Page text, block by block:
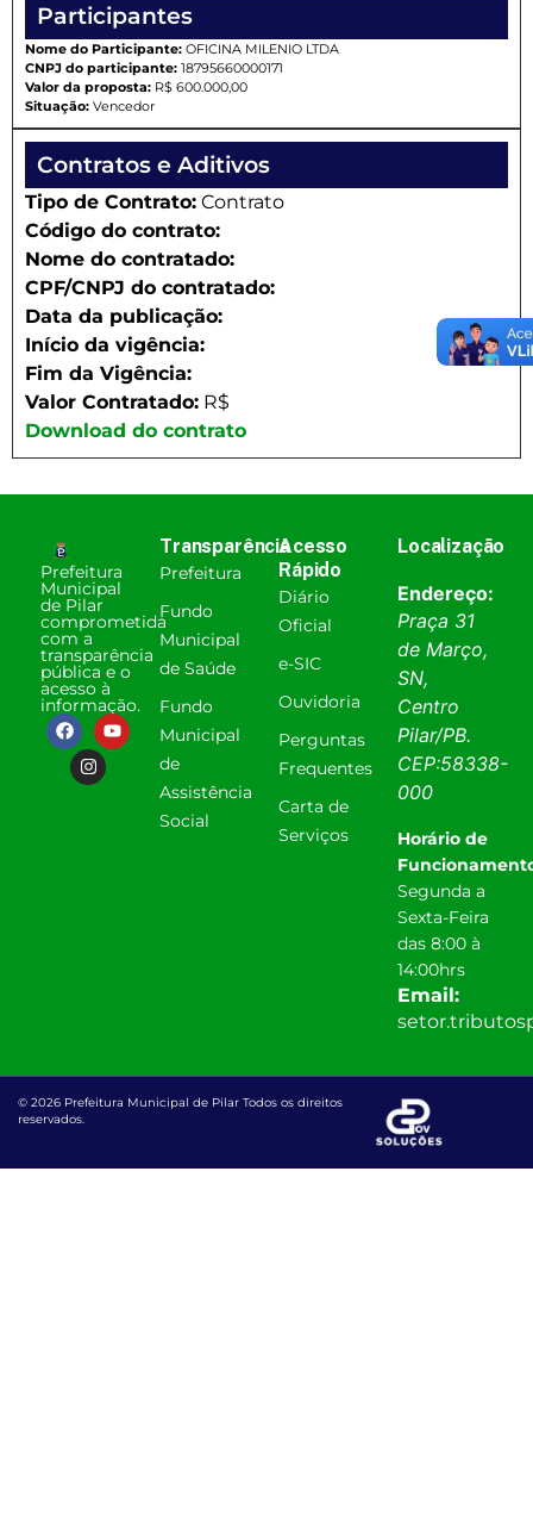
Participantes
Nome do Participante: OFICINA MILENIO LTDA
CNPJ do participante: 18795660000171
Valor da proposta: R$ 600.000,00
Situação: Vencedor
Contratos e Aditivos
Tipo de Contrato: Contrato
Código do contrato:
Nome do contratado:
CPF/CNPJ do contratado:
Data da publicação:
Início da vigência:
Fim da Vigência:
Valor Contratado: R$
Download do contrato
Prefeitura
Municipal
de Pilar
comprometida
com a
transparência
pública e o
acesso à
informação.
Transparência
Prefeitura
Fundo
Municipal
de Saúde
Fundo
Municipal
de
Assistência
Social
Acesso
Rápido
Diário
Oficial
e-SIC
Ouvidoria
Perguntas
Frequentes
Carta de
Serviços
Localização
Endereço:
Praça 31
de Março,
SN,
Centro
Pilar/PB.
CEP:58338-
000
Horário de
Segunda a
Sexta-Feira
das 8:00 à
14:00hrs
Email:
© 2026 Prefeitura Municipal de Pilar Todos os direitos
reservados.